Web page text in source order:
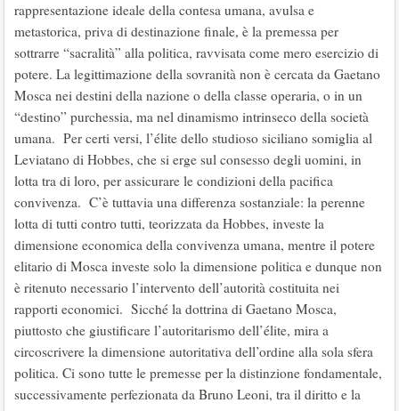
rappresentazione ideale della contesa umana, avulsa e
metastorica, priva di destinazione finale, è la premessa per
sottrarre “sacralità” alla politica, ravvisata come mero esercizio di
potere. La legittimazione della sovranità non è cercata da Gaetano
Mosca nei destini della nazione o della classe operaria, o in un
“destino” purchessia, ma nel dinamismo intrinseco della società
umana. Per certi versi, l’élite dello studioso siciliano somiglia al
Leviatano di Hobbes, che si erge sul consesso degli uomini, in
lotta tra di loro, per assicurare le condizioni della pacifica
convivenza. C’è tuttavia una differenza sostanziale: la perenne
lotta di tutti contro tutti, teorizzata da Hobbes, investe la
dimensione economica della convivenza umana, mentre il potere
elitario di Mosca investe solo la dimensione politica e dunque non
è ritenuto necessario l’intervento dell’autorità costituita nei
rapporti economici. Sicché la dottrina di Gaetano Mosca,
piuttosto che giustificare l’autoritarismo dell’élite, mira a
circoscrivere la dimensione autoritativa dell’ordine alla sola sfera
politica. Ci sono tutte le premesse per la distinzione fondamentale,
successivamente perfezionata da Bruno Leoni, tra il diritto e la